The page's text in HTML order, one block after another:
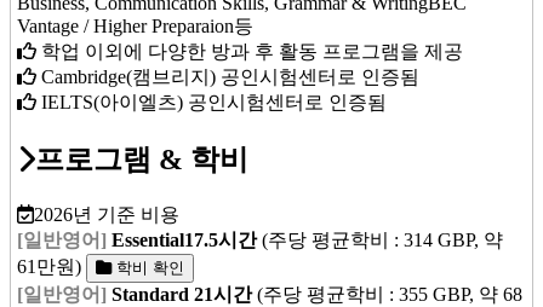
Vantage / Higher Preparaion등
학업 이외에 다양한 방과 후 활동 프로그램을 제공
Cambridge(캠브리지) 공인시험센터로 인증됨
IELTS(아이엘츠) 공인시험센터로 인증됨
프로그램 & 학비
2026년 기준 비용
[일반영어] Essential17.5시간 (주당 평균학비 : 314 GBP, 약
61만원)
학비 확인
[일반영어] Standard 21시간 (주당 평균학비 : 355 GBP, 약 68